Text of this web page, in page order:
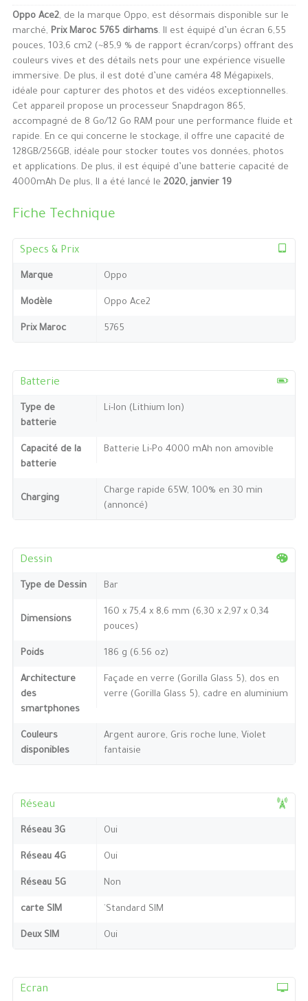
Oppo Ace2, de la marque Oppo, est désormais disponible sur le
marché, Prix Maroc 5765 dirhams. Il est équipé d’un écran 6,55
pouces, 103,6 cm2 (~85,9 % de rapport écran/corps) offrant des
couleurs vives et des détails nets pour une expérience visuelle
immersive. De plus, il est doté d’une caméra 48 Mégapixels,
idéale pour capturer des photos et des vidéos exceptionnelles.
Cet appareil propose un processeur Snapdragon 865,
accompagné de 8 Go/12 Go RAM pour une performance fluide et
rapide. En ce qui concerne le stockage, il offre une capacité de
128GB/256GB, idéale pour stocker toutes vos données, photos
et applications. De plus, il est équipé d’une batterie capacité de
4000mAh De plus, Il a été lancé le 2020, janvier 19
Fiche Technique
Specs & Prix
Marque Oppo
Modèle Oppo Ace2
Prix Maroc 5765
Batterie
Type de
batterie
Li-Ion (Lithium Ion)
Capacité de la
batterie
Batterie Li-Po 4000 mAh non amovible
Charging
Charge rapide 65W, 100% en 30 min
(annoncé)
Dessin
Type de Dessin Bar
Dimensions
160 x 75,4 x 8,6 mm (6,30 x 2,97 x 0,34
pouces)
Poids 186 g (6.56 oz)
Architecture
des
smartphones
Façade en verre (Gorilla Glass 5), dos en
verre (Gorilla Glass 5), cadre en aluminium
Couleurs
disponibles
Argent aurore, Gris roche lune, Violet
fantaisie
Réseau
Réseau 3G Oui
Réseau 4G Oui
Réseau 5G Non
carte SIM `Standard SIM
Deux SIM Oui
Ecran